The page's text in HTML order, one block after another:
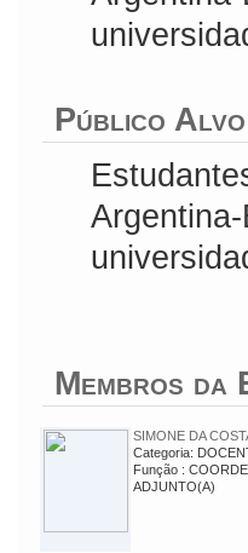
Público
Membros da
SIMONE DA
Categoria:
Função :
ADJUNTO(A)